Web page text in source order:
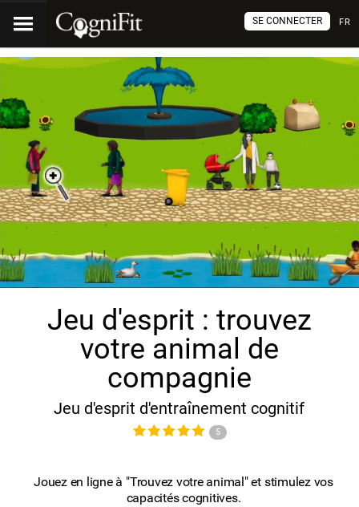
FR
SE CONNECTER
Jeu d'esprit : trouvez
votre animal de
compagnie
Jeu d'esprit d'entraînement cognitif
5
Jouez en ligne à "Trouvez votre animal" et stimulez vos
capacités cognitives.